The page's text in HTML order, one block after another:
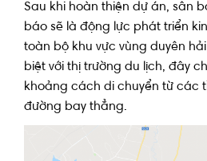
Sau khi hoàn thiện dự án, sân
báo sẽ là động lực phát triển
toàn bộ khu vực vùng duyên
biệt với thị trường du lịch, đây
khoảng cách di chuyển từ các
đường bay thẳng.